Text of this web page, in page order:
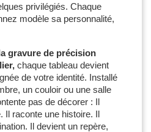
privilégiés. Chaque
modèle sa personnalité,
gravure de précision
chaque tableau devient
de votre identité. Installé
un couloir ou une salle
pas de décorer : Il
Il raconte une histoire. Il
Il devient un repère,